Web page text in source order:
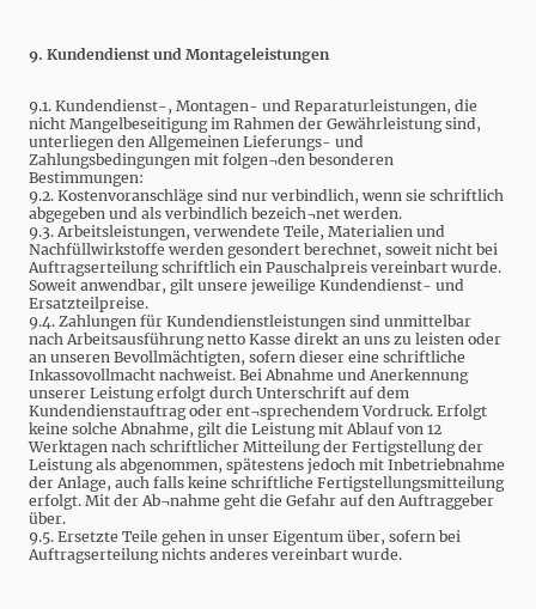
9. Kundendienst und Montageleistungen
9.1. Kundendienst-, Montagen- und Reparaturleistungen, die
nicht Mangelbeseitigung im Rahmen der Gewährleistung sind,
unterliegen den Allgemeinen Lieferungs- und
Zahlungsbedingungen mit folgen¬den besonderen
Bestimmungen:
9.2. Kostenvoranschläge sind nur verbindlich, wenn sie schriftlich
abgegeben und als verbindlich bezeich¬net werden.
9.3. Arbeitsleistungen, verwendete Teile, Materialien und
Nachfüllwirkstoffe werden gesondert berechnet, soweit nicht bei
Auftragserteilung schriftlich ein Pauschalpreis vereinbart wurde.
Soweit anwendbar, gilt unsere jeweilige Kundendienst- und
Ersatzteilpreise.
9.4. Zahlungen für Kundendienstleistungen sind unmittelbar
nach Arbeitsausführung netto Kasse direkt an uns zu leisten oder
an unseren Bevollmächtigten, sofern dieser eine schriftliche
Inkassovollmacht nachweist. Bei Abnahme und Anerkennung
unserer Leistung erfolgt durch Unterschrift auf dem
Kundendienstauftrag oder ent¬sprechendem Vordruck. Erfolgt
keine solche Abnahme, gilt die Leistung mit Ablauf von 12
Werktagen nach schriftlicher Mitteilung der Fertigstellung der
Leistung als abgenommen, spätestens jedoch mit Inbetriebnahme
der Anlage, auch falls keine schriftliche Fertigstellungsmitteilung
erfolgt. Mit der Ab¬nahme geht die Gefahr auf den Auftraggeber
über.
9.5. Ersetzte Teile gehen in unser Eigentum über, sofern bei
Auftragserteilung nichts anderes vereinbart wurde.